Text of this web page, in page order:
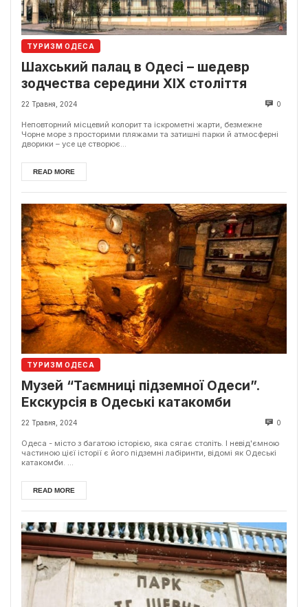
ТУРИЗМ ОДЕСА
Шахський палац в Одесі – шедевр
зодчества середини ХІХ століття
22 Травня, 2024 0
Неповторний місцевий колорит та іскрометні жарти, безмежне
Чорне море з просторими пляжами та затишні парки й атмосферні
дворики – усе це створює...
READ MORE
ТУРИЗМ ОДЕСА
Музей “Таємниці підземної Одеси”.
Екскурсія в Одеські катакомби
22 Травня, 2024 0
Одеса - місто з багатою історією, яка сягає століть. І невід'ємною
частиною цієї історії є його підземні лабіринти, відомі як Одеські
катакомби. ...
READ MORE